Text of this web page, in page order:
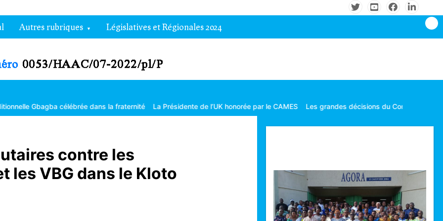
Autres rubriques Législatives et Régionales 2024
célébrée dans la fraternité La Présidente de l’UK honorée par le CAMES Les grandes décisions du Conseil des ministres tenu
contre les
les VBG dans le Kloto